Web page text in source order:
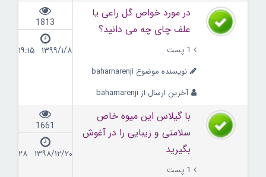
در مورد خواص گل راعی یا
علف چای چه می دانید؟
1 پست
نویسنده موضوع baharnarenji
آخرین ارسال از baharnarenji
1813
۱۳۹۹/۱/۸ ۱۹:۱۵
با گیلاس این میوه خاص
سلامتی و زیبایی را در آغوش
بگیرید
1 پست
1661
۱۳۹۸/۱۲/۲۰ ۲۲:۲۸